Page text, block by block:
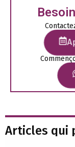
Articles qui